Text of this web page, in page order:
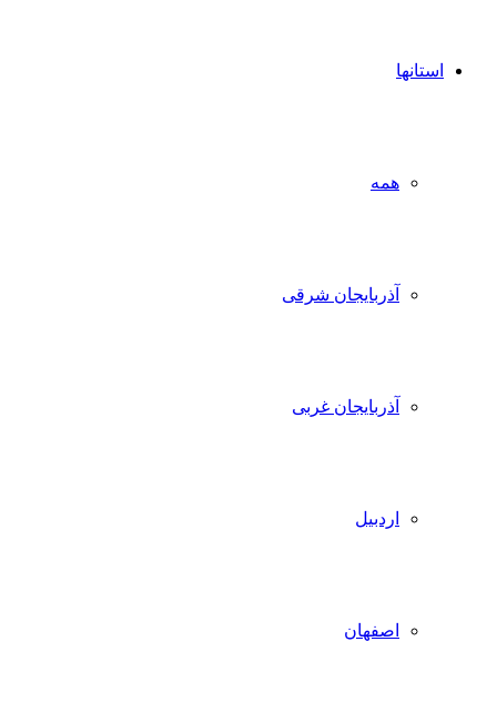
استانها
همه
آذربایجان شرقی
آذربایجان غربی
اردبیل
اصفهان